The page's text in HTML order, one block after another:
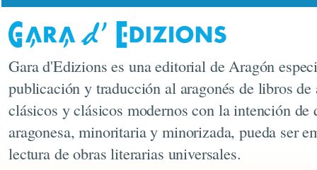
Gara d'Edizions es una editorial de Aragón
publicación y traducción al aragonés de libros de
clásicos y clásicos modernos con la intención de
aragonesa, minoritaria y minorizada, pueda ser
lectura de obras literarias universales.